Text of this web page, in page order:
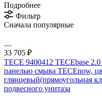
Подробнее
Фильтр
Сначала популярные
33 705 ₽
TECE 9400412 TECEbase
панелью смыва ТЕСЕnow,
глянцевый(прямоугольная
подвесного унитаза